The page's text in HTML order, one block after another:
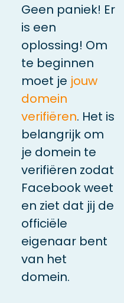
Geen paniek! Er
is een
oplossing! Om
te beginnen
moet je jouw
domein
verifiëren. Het is
belangrijk om
je domein te
verifiëren zodat
Facebook weet
en ziet dat jij de
officiële
eigenaar bent
van het
domein.